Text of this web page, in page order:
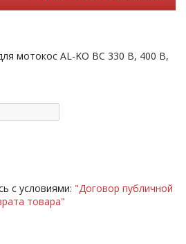
мотокос AL-KO BC 330 B, 400 B,
с условиями: "Договор публичной
товара"